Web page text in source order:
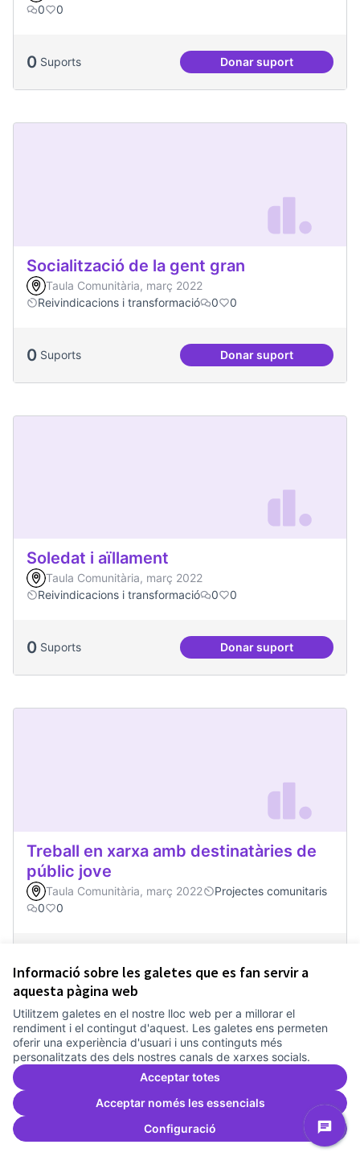
Informació sobre les galetes que es fan servir a
aquesta pàgina web
Utilitzem galetes en el nostre lloc web per a millorar el
rendiment i el contingut d'aquest. Les galetes ens permeten
oferir una experiència d'usuari i uns continguts més
personalitzats des dels nostres canals de xarxes socials.
Acceptar totes
Acceptar només les essencials
Configuració
0
0
0 Suports Donar suportSalut Comunitària
Socialització de la gent gran
Taula Comunitària, març 2022
Reivindicacions i transformació
0 0
0 Suports Donar suportSocialització de la
Soledat i aïllament
Taula Comunitària, març 2022
Reivindicacions i transformació
0 0
0 Suports Donar suportSoledat i aïllament
Treball en xarxa amb destinatàries de
públic jove
Taula Comunitària, març 2022
Projectes comunitaris
0
0
Treball en xarxa